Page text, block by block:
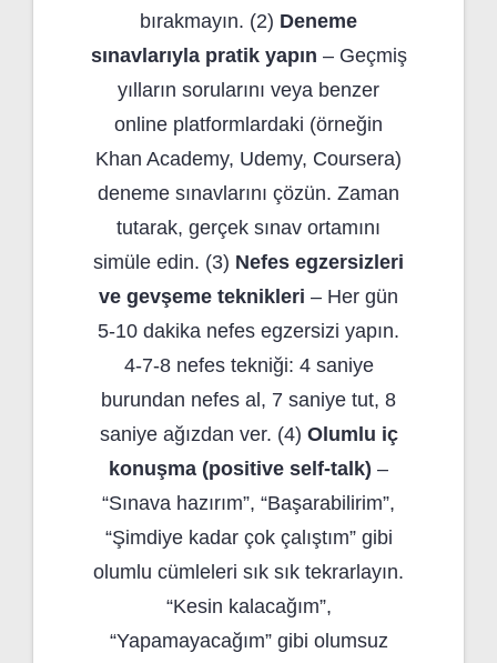
bırakmayın. (2) Deneme
sınavlarıyla pratik yapın – Geçmiş
yılların sorularını veya benzer
online platformlardaki (örneğin
Khan Academy, Udemy, Coursera)
deneme sınavlarını çözün. Zaman
tutarak, gerçek sınav ortamını
simüle edin. (3) Nefes egzersizleri
ve gevşeme teknikleri – Her gün
5-10 dakika nefes egzersizi yapın.
4-7-8 nefes tekniği: 4 saniye
burundan nefes al, 7 saniye tut, 8
saniye ağızdan ver. (4) Olumlu iç
konuşma (positive self-talk) –
“Sınava hazırım”, “Başarabilirim”,
“Şimdiye kadar çok çalıştım” gibi
olumlu cümleleri sık sık tekrarlayın.
“Kesin kalacağım”,
“Yapamayacağım” gibi olumsuz